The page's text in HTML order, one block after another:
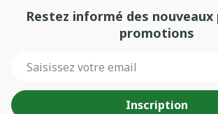
Restez informé des
promotions
Inscription